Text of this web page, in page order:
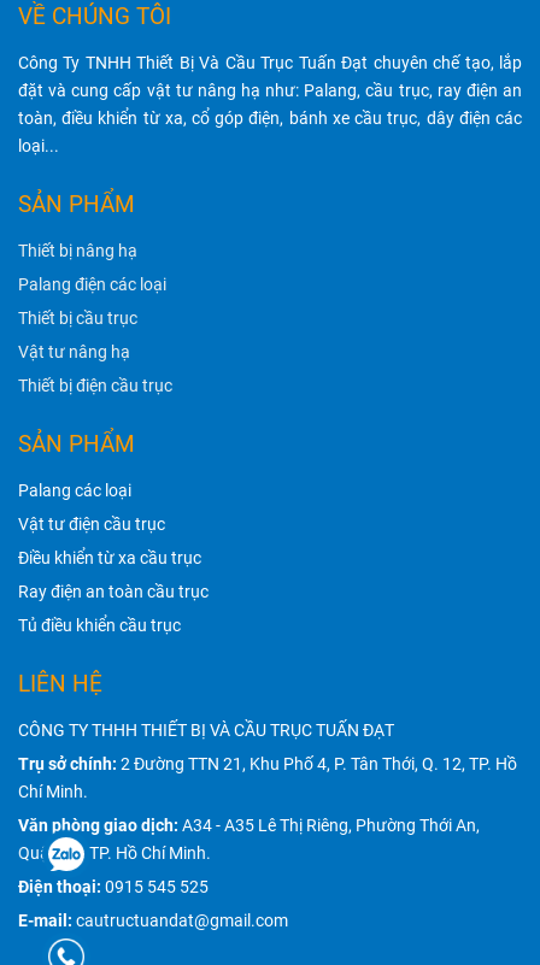
VỀ CHÚNG TÔI
Công Ty TNHH Thiết Bị Và Cầu Trục Tuấn Đạt chuyên chế tạo, lắp
đặt và cung cấp vật tư nâng hạ như: Palang, cầu trục, ray điện an
toàn, điều khiển từ xa, cổ góp điện, bánh xe cầu trục, dây điện các
loại...
SẢN PHẨM
Thiết bị nâng hạ
Palang điện các loại
Thiết bị cầu trục
Vật tư nâng hạ
Thiết bị điện cầu trục
SẢN PHẨM
Palang các loại
Vật tư điện cầu trục
Điều khiển từ xa cầu trục
Ray điện an toàn cầu trục
Tủ điều khiển cầu trục
LIÊN HỆ
CÔNG TY THHH THIẾT BỊ VÀ CẦU TRỤC TUẤN ĐẠT
Trụ sở chính: 2 Đường TTN 21, Khu Phố 4, P. Tân Thới, Q. 12, TP. Hồ
Chí Minh.
Văn phòng giao dịch: A34 - A35 Lê Thị Riêng, Phường Thới An,
Quận 12, TP. Hồ Chí Minh.
Điện thoại: 0915 545 525
E-mail: cautructuandat@gmail.com